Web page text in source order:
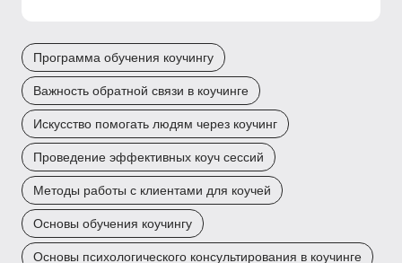
Программа обучения коучингу
Важность обратной связи в коучинге
Искусство помогать людям через коучинг
Проведение эффективных коуч сессий
Методы работы с клиентами для коучей
Основы обучения коучингу
Основы психологического консультирования в коучинге